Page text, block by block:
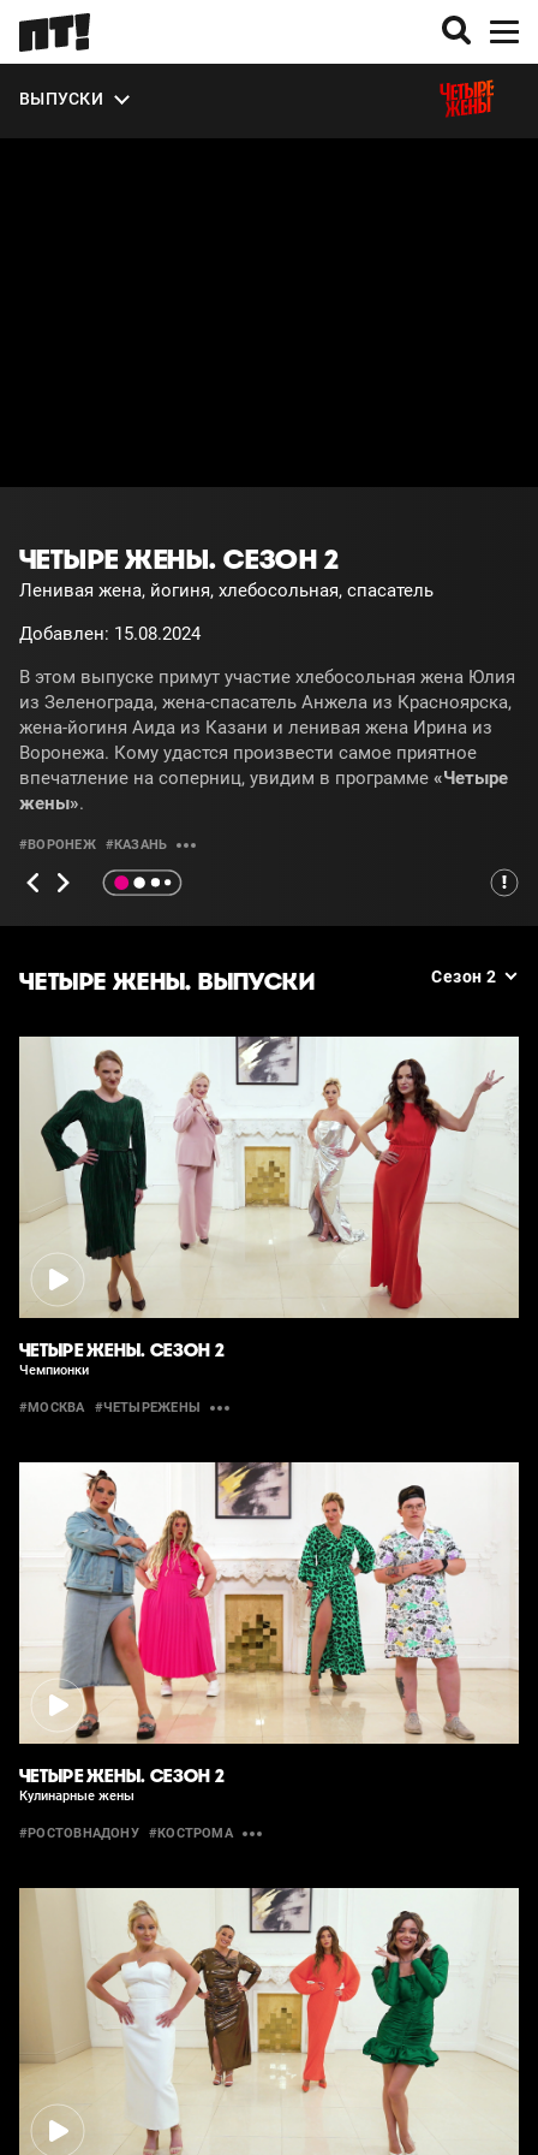
ВЫПУСКИ
О СЕЗОНЕ
ЧЕТЫРЕ ЖЕНЫ. СЕЗОН 2
Ленивая жена, йогиня, хлебосольная, спасатель
Добавлен: 15.08.2024
В этом выпуске примут участие хлебосольная жена Юлия
из Зеленограда, жена-спасатель Анжела из Красноярска,
жена-йогиня Аида из Казани и ленивая жена Ирина из
Воронежа. Кому удастся произвести самое приятное
впечатление на соперниц, увидим в программе «Четыре
жены».
#ВОРОНЕЖ #КАЗАНЬ
ЧЕТЫРЕ ЖЕНЫ. ВЫПУСКИ Сезон 2
ЧЕТЫРЕ ЖЕНЫ. СЕЗОН 2
Чемпионки
#МОСКВА #ЧЕТЫРЕЖЕНЫ
ЧЕТЫРЕ ЖЕНЫ. СЕЗОН 2
Кулинарные жены
#РОСТОВНАДОНУ #КОСТРОМА